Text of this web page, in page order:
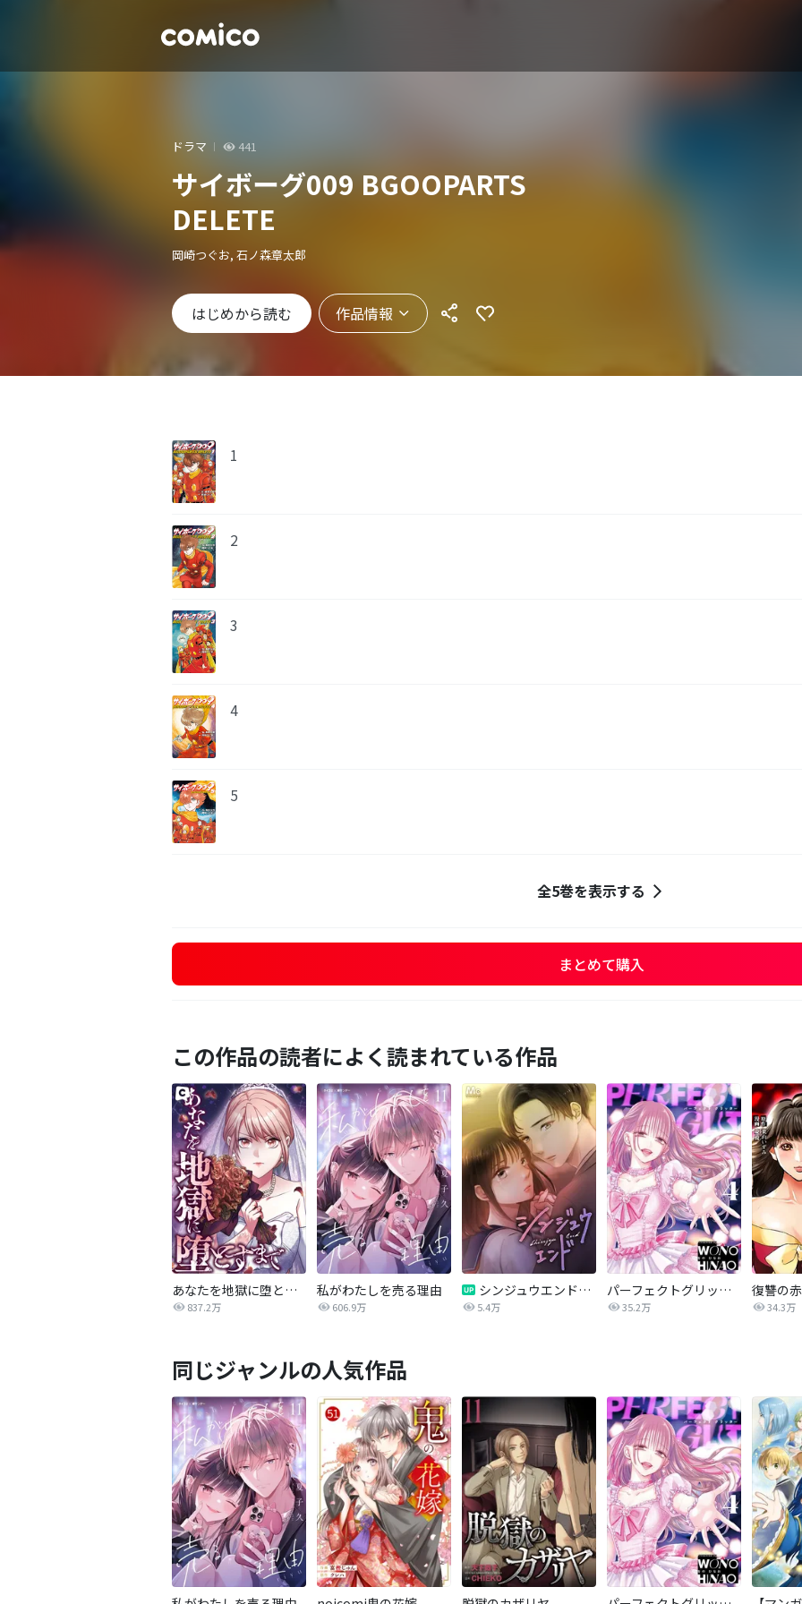
ドラマ 441
サイボーグ009 BGOOPARTS
DELETE
岡崎つぐお, 石ノ森章太郎
はじめから読む 作品情報
1
2
3
4
5
全5巻を表示する
まとめて購入
この作品の読者によく読まれている作品
あなたを地獄に堕とすまで
837.2万
私がわたしを売る理由
606.9万
シンジュウエンド【タテヨミ】
5.4万
パーフェクトグリッター
35.2万 34.3万
同じジャンルの人気作品